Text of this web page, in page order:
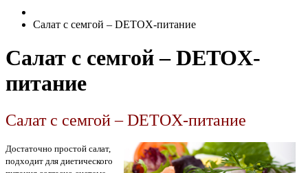
Салат с семгой – DETOX-питание
Салат с семгой – DETOX-
питание
Салат с семгой – DETOX-питание
Достаточно простой салат,
подходит для диетического